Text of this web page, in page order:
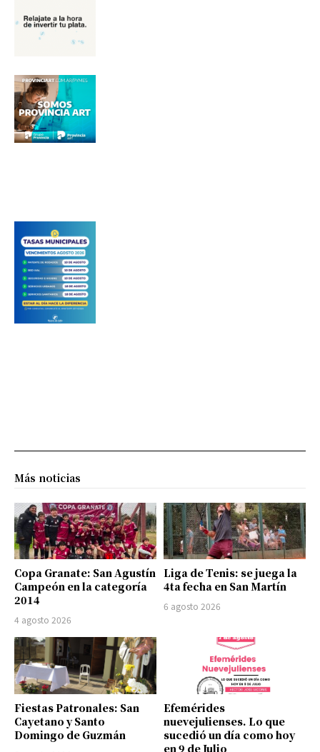
Más noticias
Copa Granate: San Agustín
Campeón en la categoría
2014
4 agosto 2026
Liga de Tenis: se juega la
4ta fecha en San Martín
6 agosto 2026
Fiestas Patronales: San
Cayetano y Santo
Domingo de Guzmán
Efemérides
nuevejulienses. Lo que
sucedió un día como hoy
en 9 de Julio